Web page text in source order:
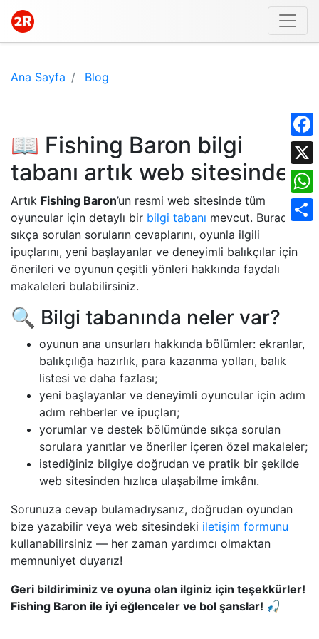
X
Ana Sayfa Blog
📖 Fishing Baron bilgi
tabanı artık web sitesinde!
Artık Fishing Baron’un resmi web sitesinde tüm
oyuncular için detaylı bir bilgi tabanı mevcut. Burada
sıkça sorulan soruların cevaplarını, oyunla ilgili
ipuçlarını, yeni başlayanlar ve deneyimli balıkçılar için
önerileri ve oyunun çeşitli yönleri hakkında faydalı
makaleleri bulabilirsiniz.
🔍 Bilgi tabanında neler var?
oyunun ana unsurları hakkında bölümler: ekranlar,
balıkçılığa hazırlık, para kazanma yolları, balık
listesi ve daha fazlası;
yeni başlayanlar ve deneyimli oyuncular için adım
adım rehberler ve ipuçları;
yorumlar ve destek bölümünde sıkça sorulan
sorulara yanıtlar ve öneriler içeren özel makaleler;
istediğiniz bilgiye doğrudan ve pratik bir şekilde
web sitesinden hızlıca ulaşabilme imkânı.
Sorunuza cevap bulamadıysanız, doğrudan oyundan
bize yazabilir veya web sitesindeki iletişim formunu
kullanabilirsiniz — her zaman yardımcı olmaktan
memnuniyet duyarız!
Geri bildiriminiz ve oyuna olan ilginiz için teşekkürler!
Fishing Baron ile iyi eğlenceler ve bol şanslar! 🎣